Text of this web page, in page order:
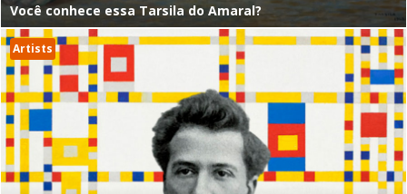
Você conhece essa Tarsila do Amaral?
Artists